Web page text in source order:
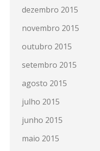
dezembro 2015
novembro 2015
outubro 2015
setembro 2015
agosto 2015
julho 2015
junho 2015
maio 2015